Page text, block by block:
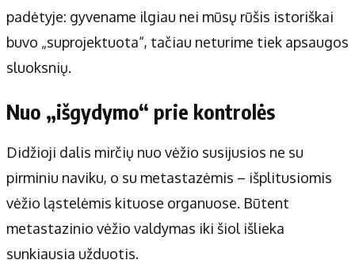
padėtyje: gyvename ilgiau nei mūsų rūšis istoriškai
buvo „suprojektuota“, tačiau neturime tiek apsaugos
sluoksnių.
Nuo „išgydymo“ prie kontrolės
Didžioji dalis mirčių nuo vėžio susijusios ne su
pirminiu naviku, o su metastazėmis – išplitusiomis
vėžio ląstelėmis kituose organuose. Būtent
metastazinio vėžio valdymas iki šiol išlieka
sunkiausia užduotis.